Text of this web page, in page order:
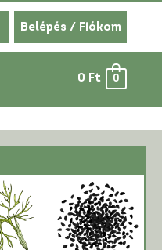
Belépés / Fiókom
0 Ft 0